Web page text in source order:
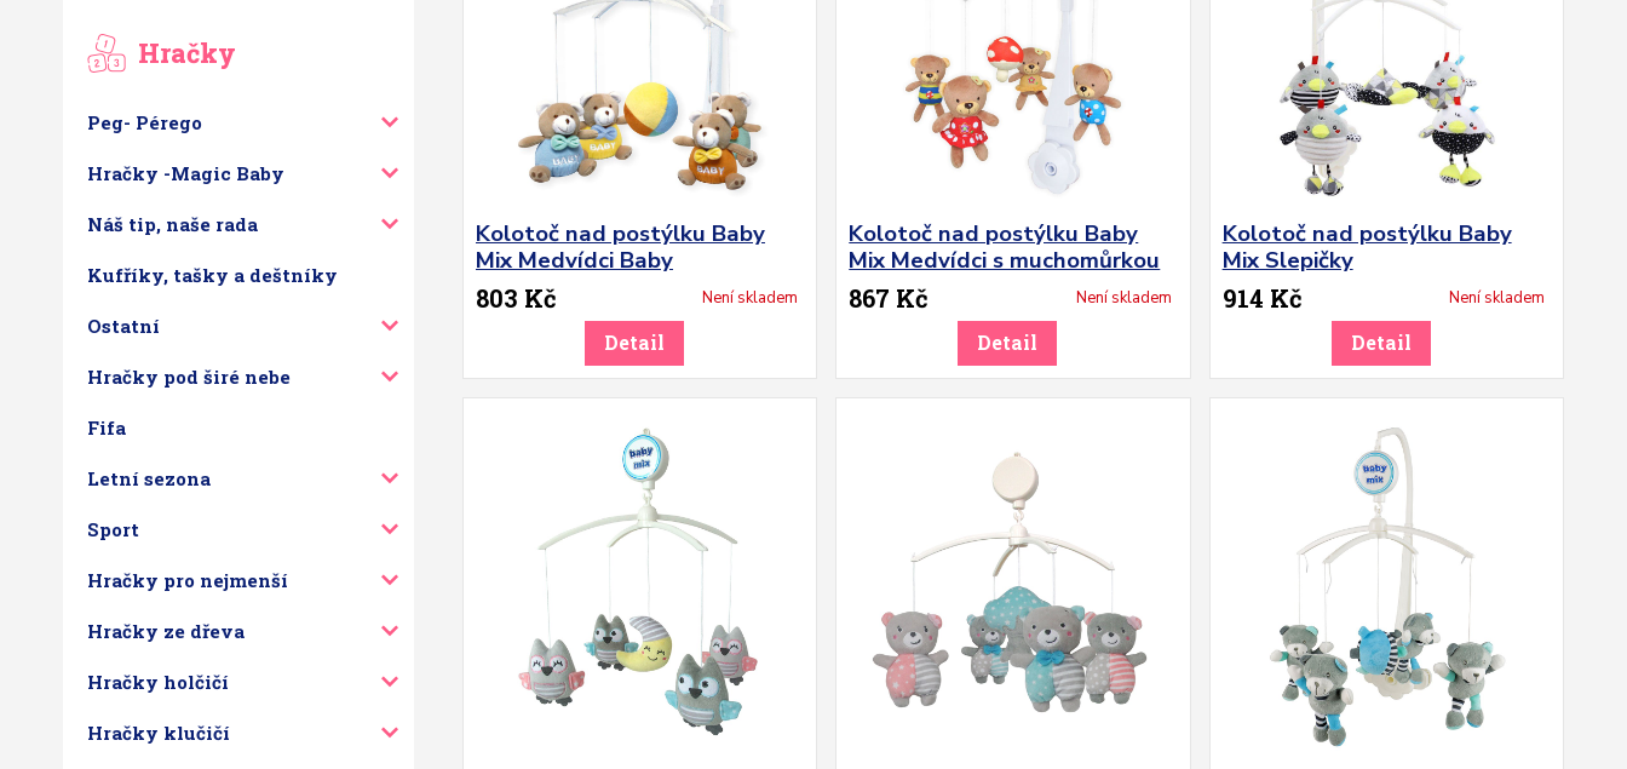
Hračky
Peg- Pérego
Hračky -Magic Baby
Náš tip, naše rada
Kufříky, tašky a deštníky
Ostatní
Hračky pod širé nebe
Fifa
Letní sezona
Sport
Hračky pro nejmenší
Hračky ze dřeva
Hračky holčičí
Hračky klučičí
Kolotoč nad postýlku Baby
Mix Medvídci Baby
803 Kč
Není skladem
Detail
Kolotoč nad postýlku Baby
Mix Medvídci s muchomůrkou
867 Kč
Není skladem
Detail
Kolotoč nad postýlku Baby
Mix Slepičky
914 Kč
Není skladem
Detail